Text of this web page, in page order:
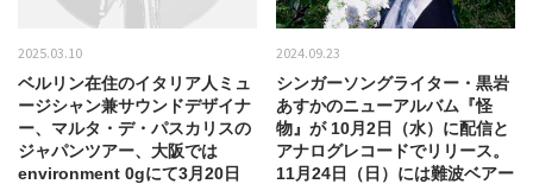
2025.03.10
ベルリン在住のイタリア人ミュ
ージシャン兼サウンドデザイナ
ー、マルタ・デ・パスカリスの
ジャパンツアー、大阪では
environment 0gにて3月20日
2024.09.23
シンガーソングライター・黒岩
あすかのニューアルバム『怪
物』が 10月2日（水）に配信と
アナログレコードでリリース。
11月24日（日）には難波ベアー